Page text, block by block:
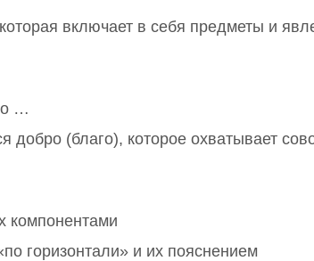
включает в себя предметы и
…
(благо), которое охватывает
компонентами
горизонтали» и их пояснением